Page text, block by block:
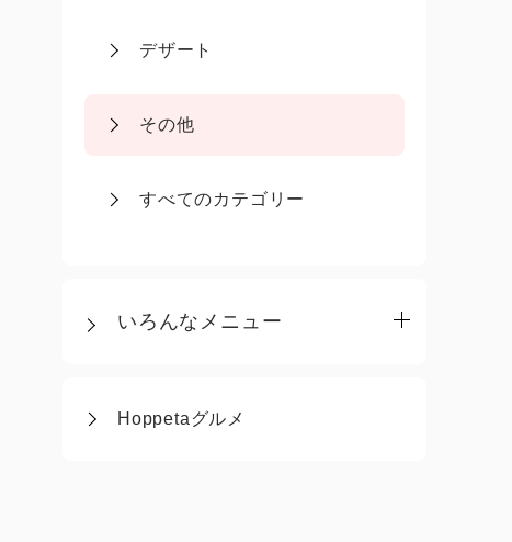
デザート
その他
すべてのカテゴリー
いろんなメニュー
Hoppetaグルメ